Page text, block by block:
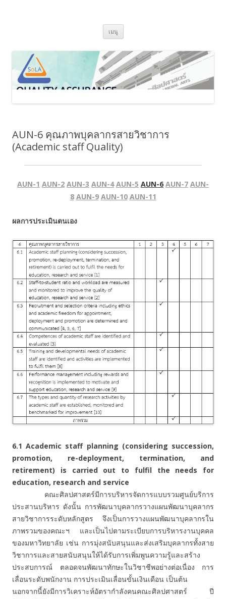
เมนู ข้ามไปยังเนื้อหา
AUN-6 คุณภาพบุคลากรสายวิชาการ
(Academic staff Quality)
AUN-1 AUN-2 AUN-3 AUN-4 AUN-5 AUN-6 AUN-7 AUN-
8 AUN-9 AUN-10 AUN-11
ผลการประเมินตนเอง
6.1 Academic staff planning (considering succession,
promotion, re-deployment, termination, and
retirement) is carried out to fulfil the needs for
education, research and service
คณะศิลปศาสตร์มีการบริหารจัดการแบบรวมศูนย์บริการ
ประสานบริหาร ดังนั้น การพัฒนาบุคลากรวางแผนพัฒนาบุคลากร
สายวิชาการระดับหลักสูตร จึงเป็นการวางแผนพัฒนาบุคลากรใน
ภาพรวมของคณะฯ และเป็นไปตามระเบียบการบริหารงานบุคคล
ของมหาวิทยาลัย เช่น การมุ่งสนับสนุนและส่งเสริมบุคลากรทั้งสาย
วิชาการและสายสนับสนุนให้ได้รับการเพิ่มพูนความรู้และสร้าง
ประสบการณ์ ตลอดจนพัฒนาทักษะในวิชาชีพอย่างต่อเนื่อง การ
เลื่อนระดับพนักงาน การประเมินเลื่อนขั้นเงินเดือน เป็นต้น
นอกจากนี้ยังมีการวิเคราะห์อัตรากำลังคนคณะศิลปศาสตร์ ปี